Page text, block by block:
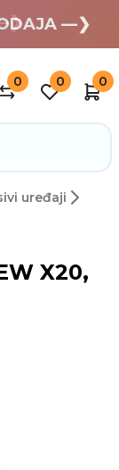
—❯
0 0 0
uređaji
X20,